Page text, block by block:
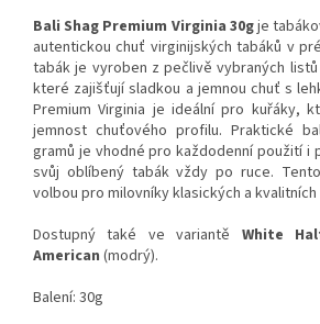
Bali Shag Premium Virginia 30gje
autentickou chuť virginijských tabáků v
tabák je vyroben z pečlivě vybraných
které zajišťují sladkou a jemnou chuť s
Premium Virginia je ideální pro kuřáky,
jemnost chuťového profilu. Praktické
gramů je vhodné pro každodenní použití
svůj oblíbený tabák vždy po ruce.
volbou pro milovníky klasických a
Dostupný také ve variantě White
American (modrý).
Balení: 30g